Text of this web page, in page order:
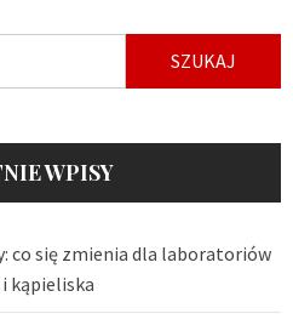
WPISY
co się zmienia dla laboratoriów
i kąpieliska